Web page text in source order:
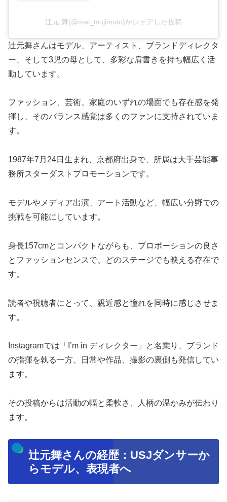
辻元 舞(@mai_tsujimoto)がシェアした投稿
辻元舞さんはモデル、アーティスト、ブランドディレクタ
ー、そして3児の母として、多彩な肩書きを持ち幅広く活
動しています。
ファッション、芸術、家庭のいずれの場面でも存在感を発
揮し、そのバランス感覚は多くのファンに支持されていま
す。
1987年7月24日生まれ、京都府出身で、所属は大手芸能事
務所スターダストプロモーションです。
モデルやメディア出演、アート活動など、幅広い分野での
挑戦を可能にしています。
身長157cmとコンパクトながらも、プロポーションの良さ
とファッションセンスで、どのステージでも映える存在で
す。
読者や視聴者にとって、親近感と憧れを同時に感じさせま
す。
Instagramでは「I’m in ディレクター」と名乗り、ブランド
の指揮を執る一方、日常や作品、撮影の裏側も発信してい
ます。
その投稿からは活動の幅と柔軟さ、人柄の温かみが伝わり
ます。
辻元舞さんの経歴：USJダンサーか
らモデル、表現者へ